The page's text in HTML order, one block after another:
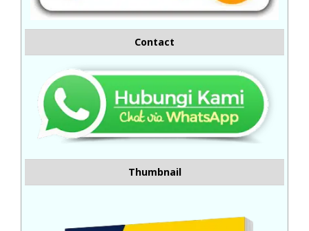
Contact
Thumbnail